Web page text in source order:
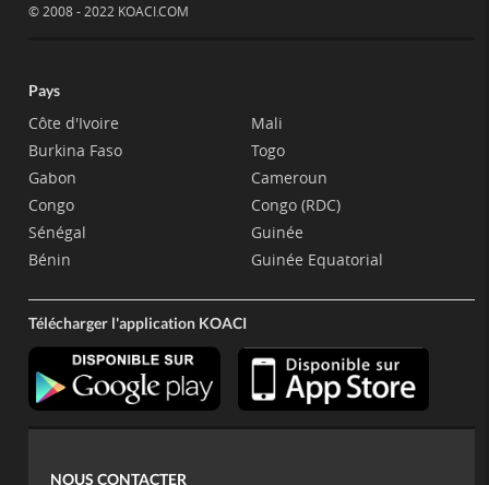
© 2008 - 2022 KOACI.COM
Pays
Côte d'Ivoire
Burkina Faso
Gabon
Congo
Sénégal
Bénin
Mali
Togo
Cameroun
Congo (RDC)
Guinée
Guinée Equatorial
Télécharger l'application KOACI
NOUS CONTACTER